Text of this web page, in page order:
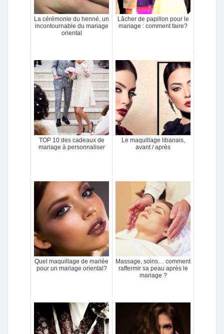
La cérémonie du henné, un
incontournable du mariage
oriental
Lâcher de papillon pour le
mariage : comment faire?
TOP 10 des cadeaux de
mariage à personnaliser
Le maquillage libanais,
avant / après
Quel maquillage de mariée
pour un mariage oriental?
Massage, soins… comment
raffermir sa peau après le
mariage ?